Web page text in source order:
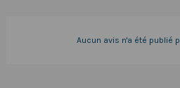
Aucun avis n'a été publié